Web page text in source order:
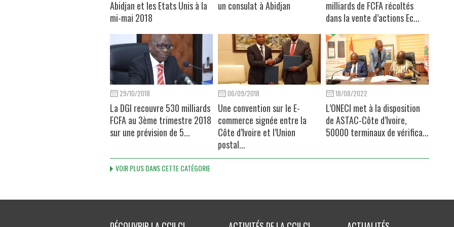
Abidjan et les Etats Unis à la
mi-mai 2018
un consulat à Abidjan
milliards de FCFA récoltés
dans la vente d’actions Ec...
29/10/2018
La DGI recouvre 530 milliards
FCFA au 3ème trimestre 2018
sur une prévision de 5...
06/09/2018
Une convention sur le E-
commerce signée entre la
Côte d’Ivoire et l’Union
postal...
18/08/2022
L’ONECI met à la disposition
de ASTAC-Côte d’Ivoire,
50000 terminaux de vérifica...
VOIR PLUS DANS CETTE CATÉGORIE